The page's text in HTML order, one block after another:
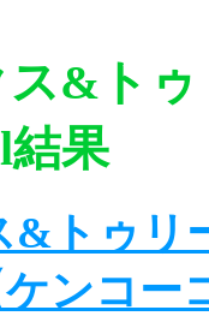
ス&ト
結果
&トゥリ
ケンコー